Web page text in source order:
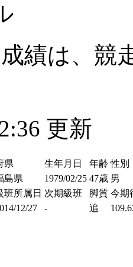
績は、競
更新
県 生年月日 年齢 性別
島県 1979/02/25 47歳 男
班所属日 次期級班 脚質 今期
12/27 - 追